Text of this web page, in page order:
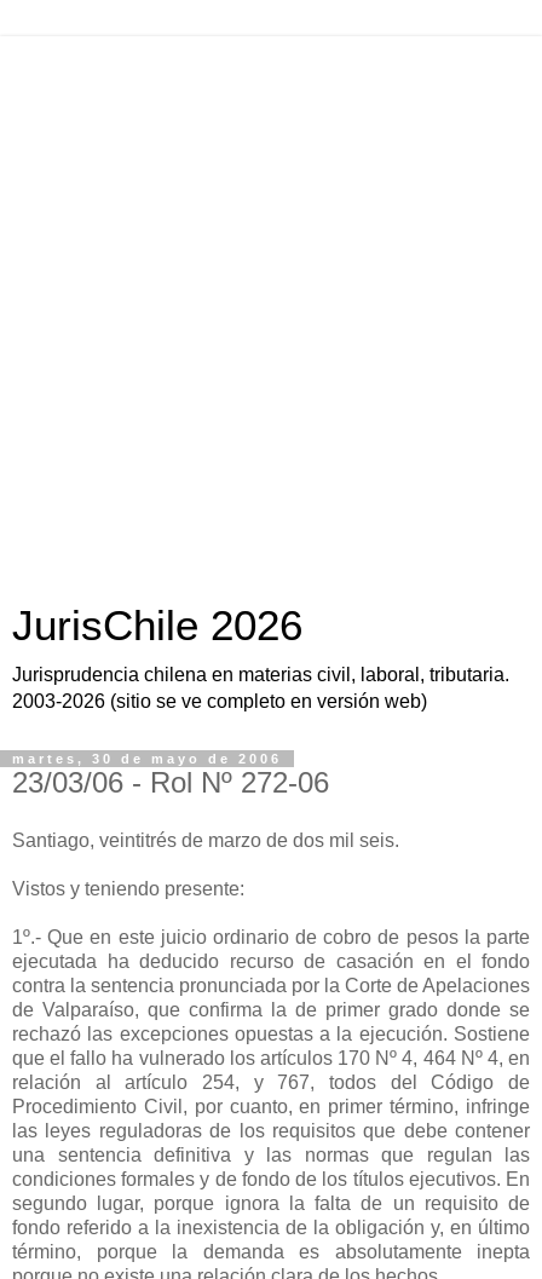
JurisChile 2026
Jurisprudencia chilena en materias civil, laboral, tributaria.
2003-2026 (sitio se ve completo en versión web)
martes, 30 de mayo de 2006
23/03/06 - Rol Nº 272-06
Santiago, veintitrés de marzo de dos mil seis.
Vistos y teniendo presente:
1º.- Que en este juicio ordinario de cobro de pesos la parte
ejecutada ha deducido recurso de casación en el fondo
contra la sentencia pronunciada por la Corte de Apelaciones
de Valparaíso, que confirma la de primer grado donde se
rechazó las excepciones opuestas a la ejecución. Sostiene
que el fallo ha vulnerado los artículos 170 Nº 4, 464 Nº 4, en
relación al artículo 254, y 767, todos del Código de
Procedimiento Civil, por cuanto, en primer término, infringe
las leyes reguladoras de los requisitos que debe contener
una sentencia definitiva y las normas que regulan las
condiciones formales y de fondo de los títulos ejecutivos. En
segundo lugar, porque ignora la falta de un requisito de
fondo referido a la inexistencia de la obligación y, en último
término, porque la demanda es absolutamente inepta